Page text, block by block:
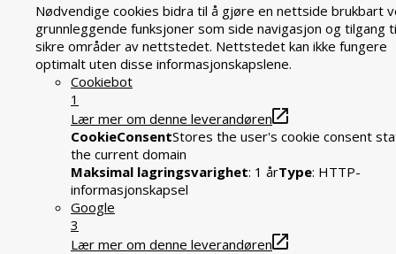
Nødvendige cookies bidra til å gjøre en nettside brukbart
grunnleggende funksjoner som side navigasjon og tilgang
sikre områder av nettstedet. Nettstedet kan ikke fungere
optimalt uten disse informasjonskapslene.
Cookiebot
1
Lær mer om denne leverandøren
CookieConsentStores the user's cookie consent
the current domain
Maksimal lagringsvarighet: 1 årType: HTTP-
informasjonskapsel
Google
3
Lær mer om denne leverandøren